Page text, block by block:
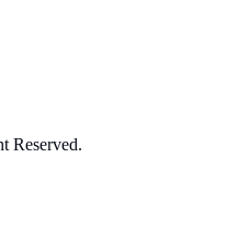
Reserved.